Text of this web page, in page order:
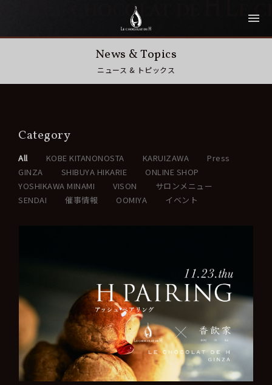
News & Topics
ニュース & トピックス
Category
All KOBE KITANONOSTA KARUIZAWA
Press
GINZA
SHIBUYA HIKARIE
ONLINE SHOP
YOSHIKAWA MINAMI
VISON
サロンメニュー
SENDAI
催事情報 OOMIYA イベント